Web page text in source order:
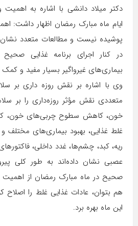
دکتر میلاد دانشی با اشاره به
ایام ماه مبارک رمضان اظهار داشت:
پوشیده نیست و مطالعات متعدد
در کنار اجرای برنامه غذایی
بیماری‌های غیرواگیر بسیار مفید و
وی با اشاره بر نقش روزه داری بر
متعددی نقش مؤثر روزه‌داری را بر
خون، کاهش سطوح چربی‌های خون،
غلط غذایی، بهبود بیماری‌های مختلف
ریه، کبد، چشم‌ها، غدد داخلی،
عصبی نشان داده‌اند به طور کلی
صحیح در ماه مبارک رمضان از اهمیت
هم بتوان، عادات غذایی غلط را اصلاح
این ماه بهره برد.